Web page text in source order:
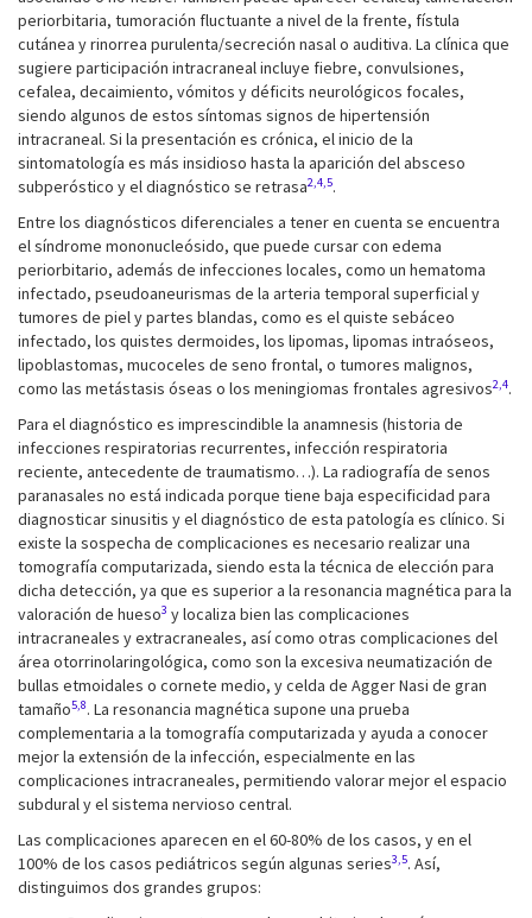
periorbitaria, tumoración fluctuante a nivel de la frente, fístula
cutánea y rinorrea purulenta/secreción nasal o auditiva. La clínica que
sugiere participación intracraneal incluye fiebre, convulsiones,
cefalea, decaimiento, vómitos y déficits neurológicos focales,
siendo algunos de estos síntomas signos de hipertensión
intracraneal. Si la presentación es crónica, el inicio de la
sintomatología es más insidioso hasta la aparición del absceso
subperóstico y el diagnóstico se retrasa2,4,5.
Entre los diagnósticos diferenciales a tener en cuenta se encuentra
el síndrome mononucleósido, que puede cursar con edema
periorbitario, además de infecciones locales, como un hematoma
infectado, pseudoaneurismas de la arteria temporal superficial y
tumores de piel y partes blandas, como es el quiste sebáceo
infectado, los quistes dermoides, los lipomas, lipomas intraóseos,
lipoblastomas, mucoceles de seno frontal, o tumores malignos,
como las metástasis óseas o los meningiomas frontales agresivos2,4.
Para el diagnóstico es imprescindible la anamnesis (historia de
infecciones respiratorias recurrentes, infección respiratoria
reciente, antecedente de traumatismo…). La radiografía de senos
paranasales no está indicada porque tiene baja especificidad para
diagnosticar sinusitis y el diagnóstico de esta patología es clínico. Si
existe la sospecha de complicaciones es necesario realizar una
tomografía computarizada, siendo esta la técnica de elección para
dicha detección, ya que es superior a la resonancia magnética para la
valoración de hueso3 y localiza bien las complicaciones
intracraneales y extracraneales, así como otras complicaciones del
área otorrinolaringológica, como son la excesiva neumatización de
bullas etmoidales o cornete medio, y celda de Agger Nasi de gran
tamaño5,8. La resonancia magnética supone una prueba
complementaria a la tomografía computarizada y ayuda a conocer
mejor la extensión de la infección, especialmente en las
complicaciones intracraneales, permitiendo valorar mejor el espacio
subdural y el sistema nervioso central.
Las complicaciones aparecen en el 60-80% de los casos, y en el
100% de los casos pediátricos según algunas series3,5. Así,
distinguimos dos grandes grupos: